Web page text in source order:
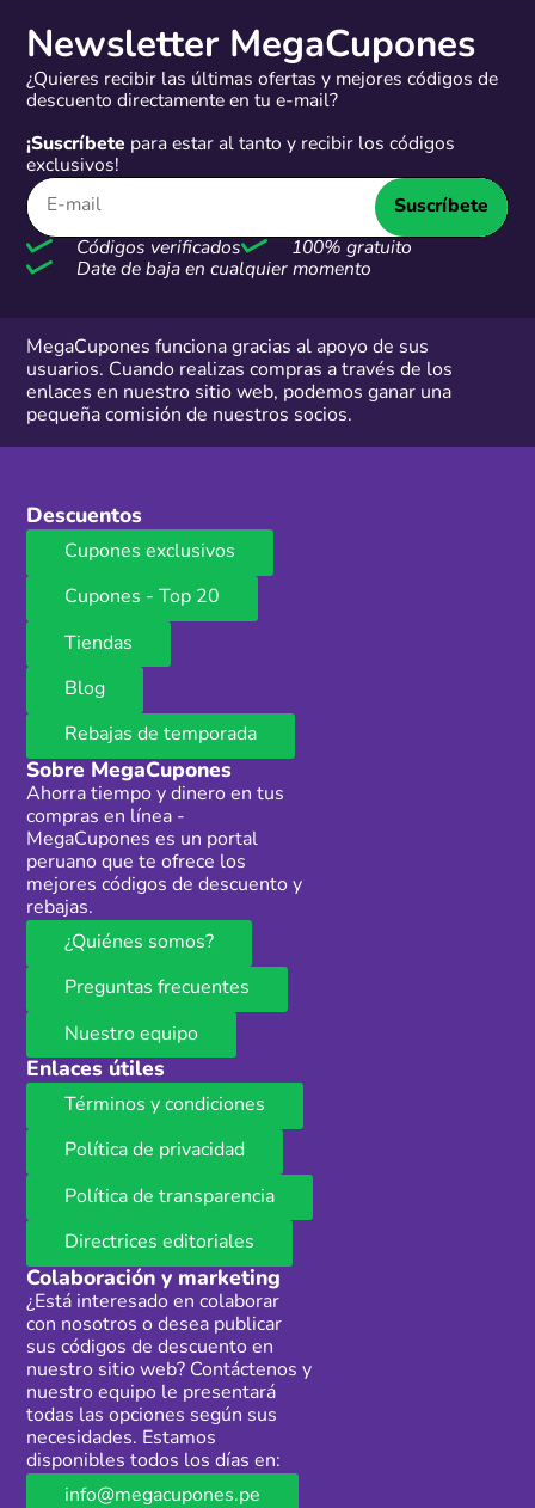
Newsletter MegaCupones
¿Quieres recibir las últimas ofertas y mejores códigos de
descuento directamente en tu e-mail?
¡Suscríbete para estar al tanto y recibir los códigos
exclusivos!
Suscríbete
Códigos verificados
100% gratuito
Date de baja en cualquier momento
MegaCupones funciona gracias al apoyo de sus
usuarios. Cuando realizas compras a través de los
enlaces en nuestro sitio web, podemos ganar una
pequeña comisión de nuestros socios.
Descuentos
Cupones exclusivos
Cupones - Top 20
Tiendas
Blog
Rebajas de temporada
Sobre MegaCupones
Ahorra tiempo y dinero en tus
compras en línea -
MegaCupones es un portal
peruano que te ofrece los
mejores códigos de descuento y
rebajas.
¿Quiénes somos?
Preguntas frecuentes
Nuestro equipo
Enlaces útiles
Términos y condiciones
Política de privacidad
Política de transparencia
Directrices editoriales
Colaboración y marketing
¿Está interesado en colaborar
con nosotros o desea publicar
sus códigos de descuento en
nuestro sitio web? Contáctenos y
nuestro equipo le presentará
todas las opciones según sus
necesidades. Estamos
disponibles todos los días en:
info@megacupones.pe